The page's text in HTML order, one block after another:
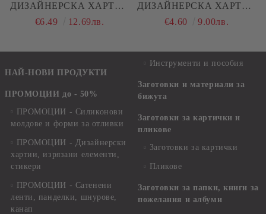
ДИЗАЙНЕРСКА ХАРТИЯ
- NATURAL BEAUTY - 12
€6.49 12.69лв.
ДИЗАЙНЕРСКА ХАРТИЯ
- NATURAL BEAUTY - 6
€4.60 9.00лв.
НАЙ-НОВИ ПРОДУКТИ
ПРОМОЦИИ до - 50%
ПРОМОЦИИ - Силиконови
молдове и форми за отливки
ПРОМОЦИИ - Дизайнерски
хартии, изрязани елементи,
стикери
ПРОМОЦИИ - Сатенени
ленти, панделки, шнурове,
канап
Инструменти и пособия
Заготовки и материали за
бижута
Заготовки за картички и
пликове
Заготовки за картички
Пликове
Заготовки за папки, книги за
пожелания и албуми